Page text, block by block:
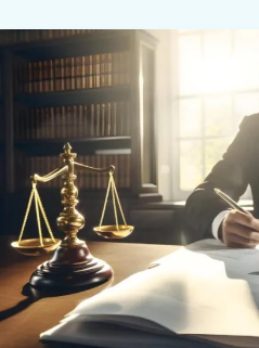
EVİM
ORGANİZASYON
ÜCRETİNİN
İADE
ALINMASI